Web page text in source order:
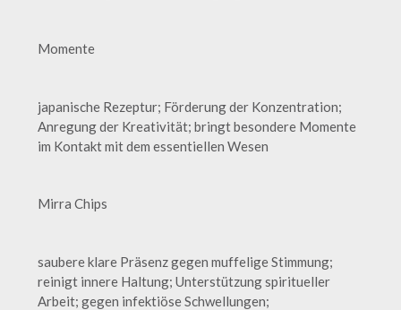
Momente
japanische Rezeptur; Förderung der Konzentration;
Anregung der Kreativität; bringt besondere Momente
im Kontakt mit dem essentiellen Wesen
Mirra Chips
saubere klare Präsenz gegen muffelige Stimmung;
reinigt innere Haltung; Unterstützung spiritueller
Arbeit; gegen infektiöse Schwellungen;